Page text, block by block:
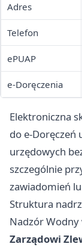
Adres
Telefon
ePUAP
e-Doręczenia
Elektroniczna
do e-Doręczeń
urzędowych
szczególnie
zawiadomień
Struktura
Nadzór
Zarządowi